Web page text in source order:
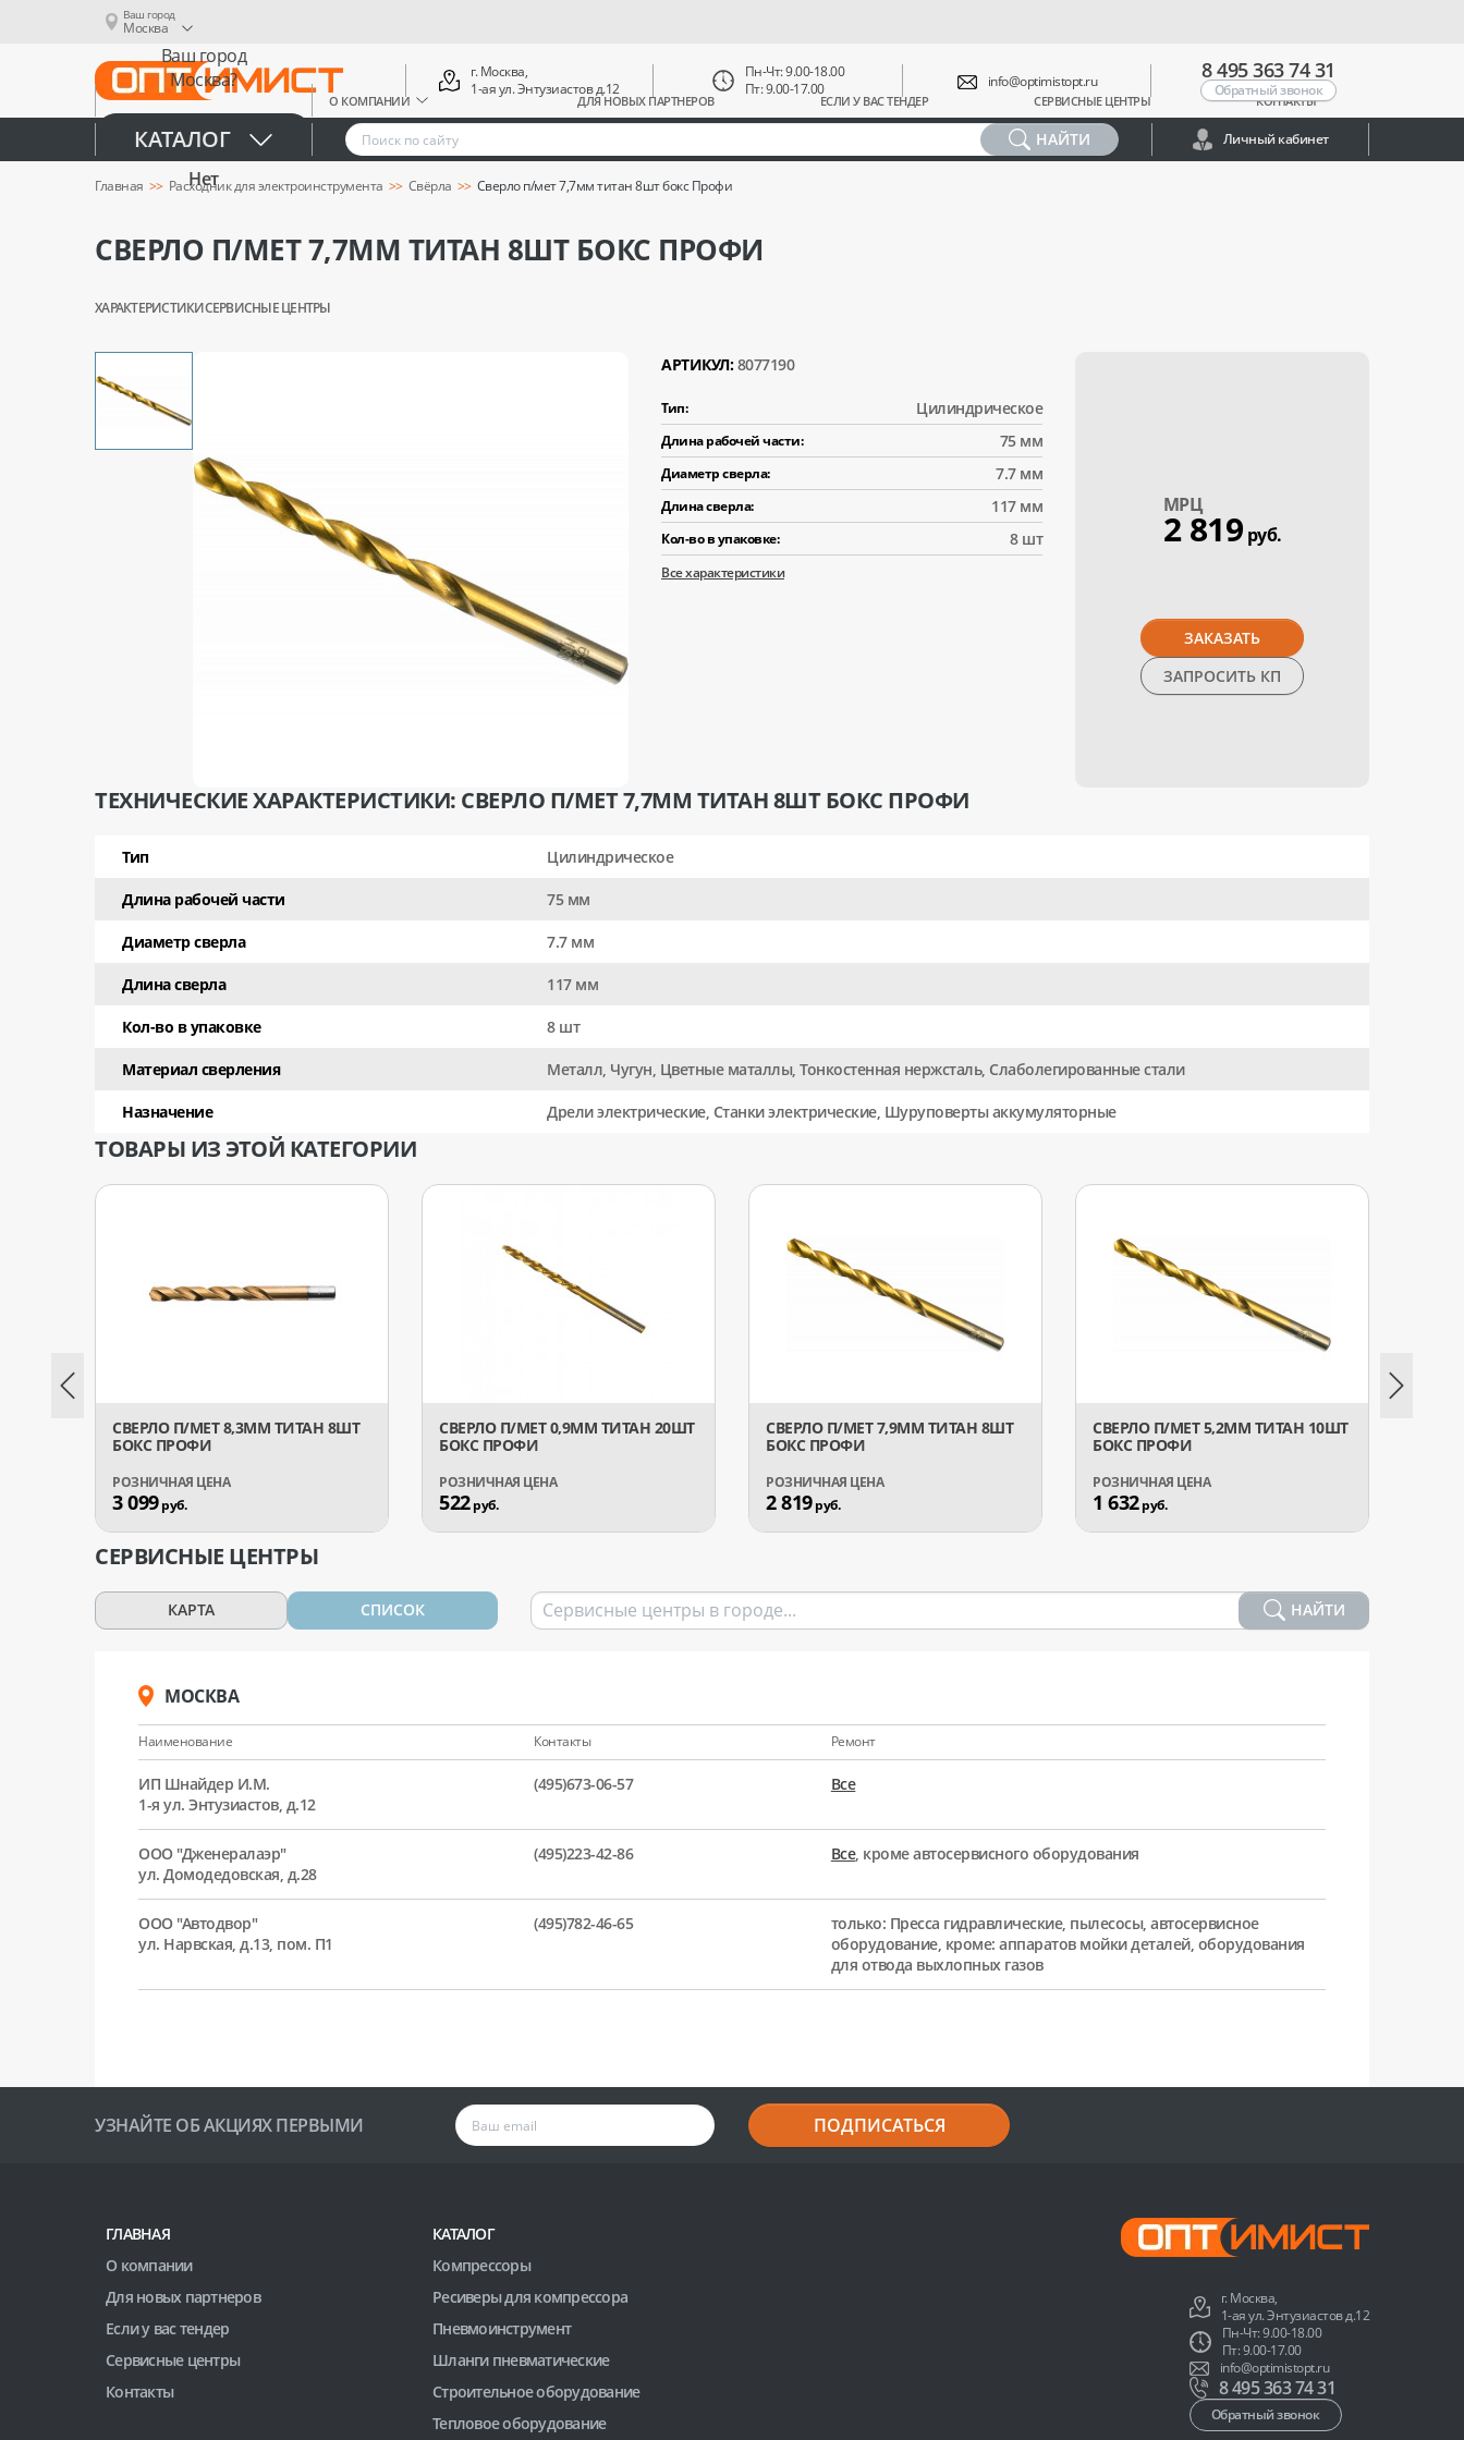
Ваш город
Москва
Ваш город
Москва?
Да
Нет
О КОМПАНИИ ДЛЯ НОВЫХ ПАРТНЕРОВ ЕСЛИ У ВАС ТЕНДЕР СЕРВИСНЫЕ ЦЕНТРЫ КОНТАКТЫ
г. Москва,
1-ая ул. Энтузиастов д.12
Пн-Чт: 9.00-18.00
Пт: 9.00-17.00
info@optimistopt.ru 8 495 363 74 31
Обратный звонок
КАТАЛОГ НАЙТИ Личный кабинет
Главная Расходник для электроинструмента Свёрла Сверло п/мет 7,7мм титан 8шт бокс Профи
СВЕРЛО П/МЕТ 7,7ММ ТИТАН 8ШТ БОКС ПРОФИ
ХАРАКТЕРИСТИКИСЕРВИСНЫЕ ЦЕНТРЫ
АРТИКУЛ: 8077190
Тип: Цилиндрическое
Длина рабочей части: 75 мм
Диаметр сверла: 7.7 мм
Длина сверла: 117 мм
Кол-во в упаковке: 8 шт
Все характеристики
МPЦ
2 819 руб.
ЗАКАЗАТЬ
ЗАПРОСИТЬ КП
ТЕХНИЧЕСКИЕ ХАРАКТЕРИСТИКИ: СВЕРЛО П/МЕТ 7,7ММ ТИТАН 8ШТ БОКС ПРОФИ
Тип Цилиндрическое
Длина рабочей части 75 мм
Диаметр сверла 7.7 мм
Длина сверла 117 мм
Кол-во в упаковке 8 шт
Материал сверления Металл, Чугун, Цветные маталлы, Тонкостенная нержсталь, Слаболегированные стали
Назначение Дрели электрические, Станки электрические, Шуруповерты аккумуляторные
ТОВАРЫ ИЗ ЭТОЙ КАТЕГОРИИ
СВЕРЛО П/МЕТ 8,3ММ ТИТАН 8ШТ
БОКС ПРОФИ
3 099руб.
СВЕРЛО П/МЕТ 0,9ММ ТИТАН 20ШТ
БОКС ПРОФИ
522руб.
СВЕРЛО П/МЕТ 7,9ММ ТИТАН 8ШТ
БОКС ПРОФИ
2 819руб.
СВЕРЛО П/МЕТ 5,2ММ ТИТАН 10ШТ
БОКС ПРОФИ
1 632руб.
СЕРВИСНЫЕ ЦЕНТРЫ
КАРТА СПИСОК НАЙТИ
МОСКВА
Наименование Контакты Ремонт
ИП Шнайдер И.М.
1-я ул. Энтузиастов, д.12
(495)673-06-57 Все
ООО "Дженералаэр"
ул. Домодедовская, д.28
(495)223-42-86 Все, кроме автосервисного оборудования
ООО "Автодвор"
ул. Нарвская, д.13, пом. П1
(495)782-46-65
только: Пресса гидравлические, пылесосы, автосервисное
оборудование, кроме: аппаратов мойки деталей, оборудования
для отвода выхлопных газов
УЗНАЙТЕ ОБ АКЦИЯХ ПЕРВЫМИ ПОДПИСАТЬСЯ
ГЛАВНАЯ
О компании
Для новых партнеров
Если у вас тендер
Сервисные центры
Контакты
КАТАЛОГ
Компрессоры
Ресиверы для компрессора
Пневмоинструмент
Шланги пневматические
Строительное оборудование
Тепловое оборудование
г. Москва,
1-ая ул. Энтузиастов д.12
Пн-Чт: 9.00-18.00
Пт: 9.00-17.00
info@optimistopt.ru
8 495 363 74 31
Обратный звонок